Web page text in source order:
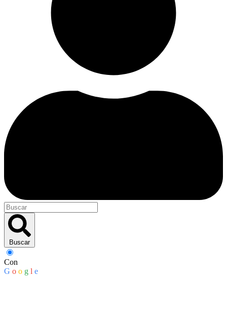
Buscar
Con
G o o g l e